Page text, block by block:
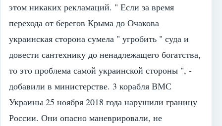
этом никаких рекламаций. " Если за время
перехода от берегов Крыма до Очакова
украинская сторона сумела " угробить " суда и
довести сантехнику до ненадлежащего богатства,
то это проблема самой украинской стороны ", -
добавили в министерстве. 3 корабля ВМС
Украины 25 ноября 2018 года нарушили границу
России. Они опасно маневрировали, не